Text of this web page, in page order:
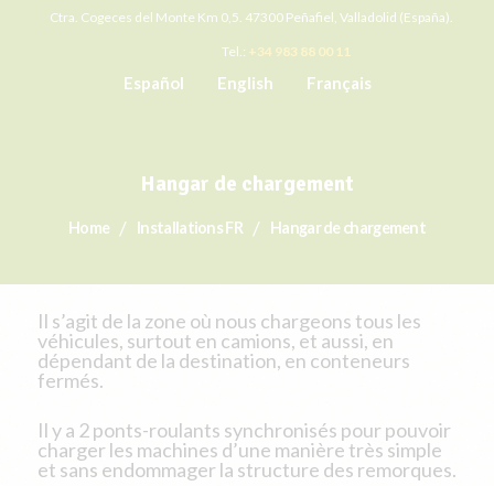
Ctra. Cogeces del Monte Km 0,5. 47300 Peñafiel, Valladolid (España).
Tel.: +34 983 88 00 11
Español English Français
Hangar de chargement
Home Installations FR Hangar de chargement
Il s’agit de la zone où nous chargeons tous les
véhicules, surtout en camions, et aussi, en
dépendant de la destination, en conteneurs
fermés.
Il y a 2 ponts-roulants synchronisés pour pouvoir
charger les machines d’une manière très simple
et sans endommager la structure des remorques.